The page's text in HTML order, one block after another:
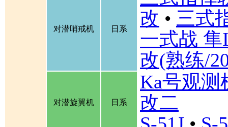
对潜哨戒机 日系
改 • 三式
一式战
改(熟练/
对潜旋翼机 日系
Ka号观测
改二